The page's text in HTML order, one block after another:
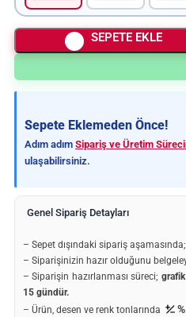
SEPETE EKLE
Sepete Eklemeden Önce!
Adım adım Sipariş ve Üretim
ulaşabilirsiniz.
Genel Sipariş Detayları
– Sepet dışındaki sipariş
– Siparişinizin hazır olduğunu
– Siparişin hazırlanması süreci;
15 gündür.
– Ürün, desen ve renk tonlarında